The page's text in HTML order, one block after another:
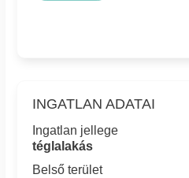
INGATLAN ADATAI
Ingatlan jellege
téglalakás
Belső terület